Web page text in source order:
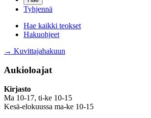
Tyhjennä
Hae kaikki teokset
Hakuohjeet
→ Kuvittajahakuun
Aukioloajat
Kirjasto
Ma 10-17, ti-ke 10-15
Kesä-elokuussa ma-ke 10-15